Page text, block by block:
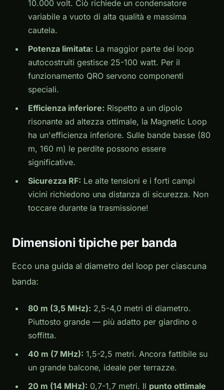
10.000 volt. Ciò richiede un condensatore
variabile a vuoto di alta qualità e massima
cautela.
Potenza limitata: La maggior parte dei loop
autocostruiti gestisce 25-100 watt. Per il
funzionamento QRO servono componenti
speciali.
Efficienza inferiore: Rispetto a un dipolo
risonante ad altezza ottimale, la Magnetic Loop
ha un'efficienza inferiore. Sulle bande basse (80
m, 160 m) le perdite possono essere
significative.
Sicurezza RF: Le alte tensioni e i forti campi
vicini richiedono una distanza di sicurezza. Non
toccare durante la trasmissione!
Dimensioni tipiche per banda
Ecco una guida al diametro del loop per ciascuna
banda:
80 m (3,5 MHz): 2,5-4,0 metri di diametro.
Piuttosto grande — più adatto per giardino o
soffitta.
40 m (7 MHz): 1,5-2,5 metri. Ancora fattibile su
un grande balcone, ideale per terrazze.
20 m (14 MHz): 0,7-1,7 metri. Il punto ottimale